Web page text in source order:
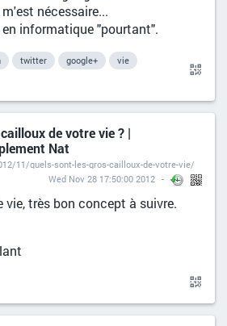
nécessaire...
informatique "pourtant".
twitter google+
vie
de votre vie ? |
Nat
11/quels-sont-les-gros-cailloux-de-votre-vie/
Wed Nov 28 17:50:00 2012
vie, très bon concept à suivre.